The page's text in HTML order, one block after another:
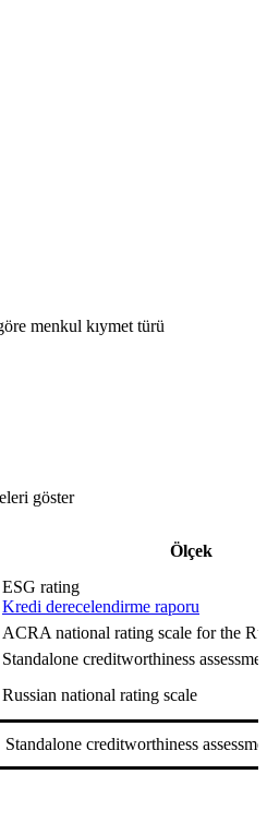
menkul kıymet türü
göster
Ölçek
ESG rating
Kredi derecelendirme raporu
ACRA national rating scale for the
Standalone creditworthiness
Russian national rating scale
Standalone creditworthiness